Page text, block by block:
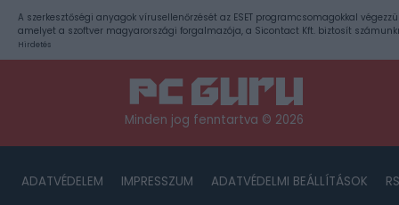
A szerkesztőségi anyagok vírusellenőrzését az ESET programcsomagokkal
amelyet a szoftver magyarországi forgalmazója, a Sicontact Kft. biztosít
Hirdetés
Minden jog fenntartva © 2026
ADATVÉDELEM IMPRESSZUM ADATVÉDELMI BEÁLLÍTÁSOK